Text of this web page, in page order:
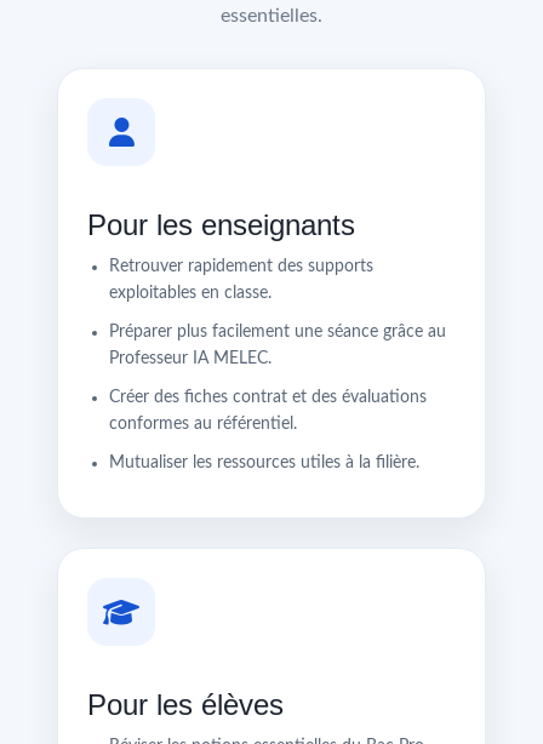
essentielles.
Pour les enseignants
Retrouver rapidement des supports
exploitables en classe.
Préparer plus facilement une séance grâce au
Professeur IA MELEC.
Créer des fiches contrat et des évaluations
conformes au référentiel.
Mutualiser les ressources utiles à la filière.
Pour les élèves